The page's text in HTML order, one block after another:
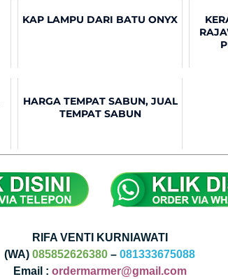
KAP LAMPU DARI BATU ONYX
HARGA TEMPAT SABUN, JUAL
TEMPAT SABUN
RIFA VENTI KURNIAWATI
(WA)085852626380 –081333675088
Email : ordermarmer@gmail.com